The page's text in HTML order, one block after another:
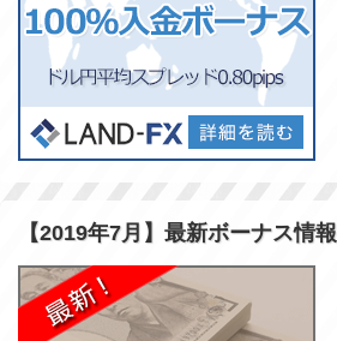
【2019年7月】最新ボーナス情報